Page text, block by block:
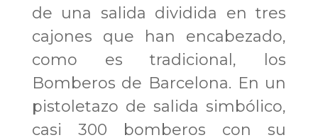
de una salida dividida en tres
cajones que han encabezado,
como es tradicional, los
Bomberos de Barcelona. En un
pistoletazo de salida simbólico,
casi 300 bomberos con su